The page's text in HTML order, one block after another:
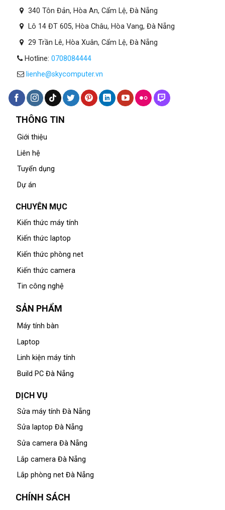
340 Tôn Đản, Hòa An, Cẩm Lệ, Đà Nẵng
Lô 14 ĐT 605, Hòa Châu, Hòa Vang, Đà Nẵng
29 Trần Lê, Hòa Xuân, Cẩm Lệ, Đà Nẵng
Hotline: 0708084444
lienhe@skycomputer.vn
THÔNG TIN
Giới thiệu
Liên hệ
Tuyển dụng
Dự án
CHUYÊN MỤC
Kiến thức máy tính
Kiến thức laptop
Kiến thức phòng net
Kiến thức camera
Tin công nghệ
SẢN PHẨM
Máy tính bàn
Laptop
Linh kiện máy tính
Build PC Đà Nẵng
DỊCH VỤ
Sửa máy tính Đà Nẵng
Sửa laptop Đà Nẵng
Sửa camera Đà Nẵng
Lắp camera Đà Nẵng
Lắp phòng net Đà Nẵng
CHÍNH SÁCH